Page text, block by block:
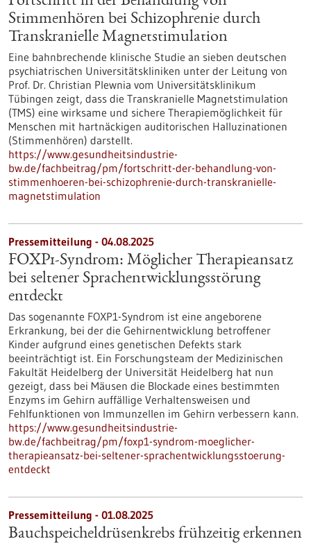
Stimmenhören bei Schizophrenie durch
Transkranielle Magnetstimulation
Eine bahnbrechende klinische Studie an sieben deutschen
psychiatrischen Universitätskliniken unter der Leitung von
Prof. Dr. Christian Plewnia vom Universitätsklinikum
Tübingen zeigt, dass die Transkranielle Magnetstimulation
(TMS) eine wirksame und sichere Therapiemöglichkeit für
Menschen mit hartnäckigen auditorischen Halluzinationen
(Stimmenhören) darstellt.
https://www.gesundheitsindustrie-
bw.de/fachbeitrag/pm/fortschritt-der-behandlung-von-
stimmenhoeren-bei-schizophrenie-durch-transkranielle-
magnetstimulation
Pressemitteilung - 04.08.2025
FOXP1-Syndrom: Möglicher Therapieansatz
bei seltener Sprachentwicklungsstörung
entdeckt
Das sogenannte FOXP1-Syndrom ist eine angeborene
Erkrankung, bei der die Gehirnentwicklung betroffener
Kinder aufgrund eines genetischen Defekts stark
beeinträchtigt ist. Ein Forschungsteam der Medizinischen
Fakultät Heidelberg der Universität Heidelberg hat nun
gezeigt, dass bei Mäusen die Blockade eines bestimmten
Enzyms im Gehirn auffällige Verhaltensweisen und
Fehlfunktionen von Immunzellen im Gehirn verbessern kann.
https://www.gesundheitsindustrie-
bw.de/fachbeitrag/pm/foxp1-syndrom-moeglicher-
therapieansatz-bei-seltener-sprachentwicklungsstoerung-
entdeckt
Pressemitteilung - 01.08.2025
Bauchspeicheldrüsenkrebs frühzeitig erkennen